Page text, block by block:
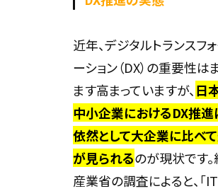
近年、デジタルトランスフ
ーション（DX）の重要性は
ます高まっていますが、 日
中小企業におけるDX推進
依然として大企業に比べ
が見られるのが現状です
産業省の調査によると、「